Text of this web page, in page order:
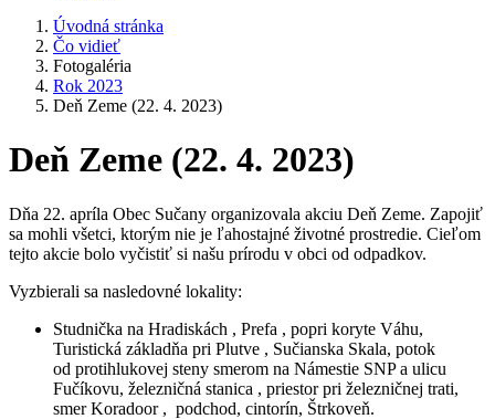
Úvodná stránka
Čo vidieť
Fotogaléria
Rok 2023
Deň Zeme (22. 4. 2023)
Deň Zeme (22. 4. 2023)
Dňa 22. apríla Obec Sučany organizovala akciu Deň Zeme. Zapojiť
sa mohli všetci, ktorým nie je ľahostajné životné prostredie. Cieľom
tejto akcie bolo vyčistiť si našu prírodu v obci od odpadkov.
Vyzbierali sa nasledovné lokality:
Studnička na Hradiskách , Prefa , popri koryte Váhu,
Turistická základňa pri Plutve , Sučianska Skala, potok
od protihlukovej steny smerom na Námestie SNP a ulicu
Fučíkovu, železničná stanica , priestor pri železničnej trati,
smer Koradoor , podchod, cintorín, Štrkoveň.